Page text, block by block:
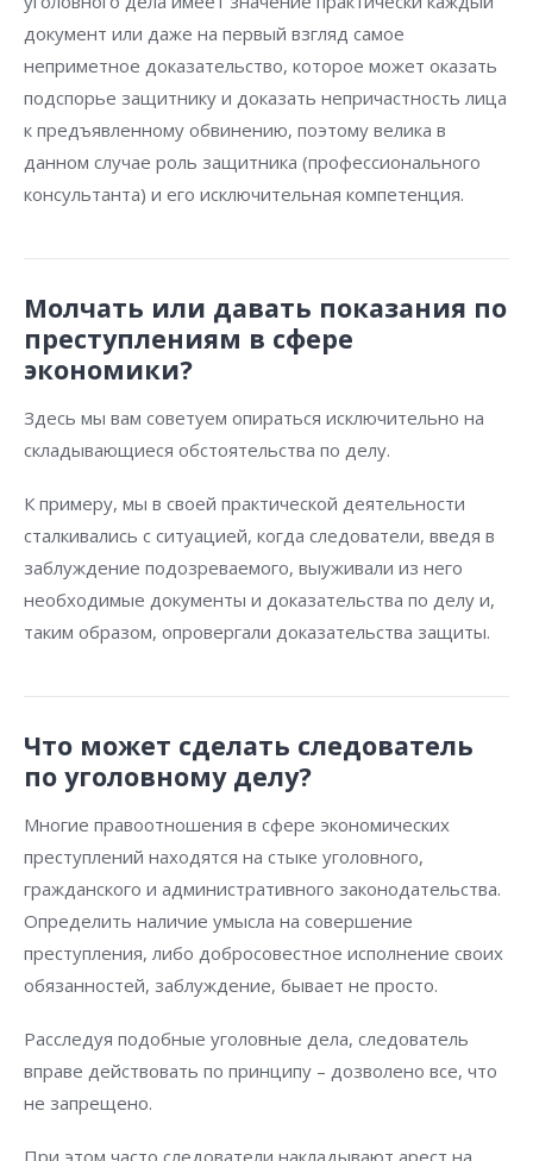
документ или даже на первый взгляд самое
неприметное доказательство, которое может оказать
подспорье защитнику и доказать непричастность лица
к предъявленному обвинению, поэтому велика в
данном случае роль защитника (профессионального
консультанта) и его исключительная компетенция.
Молчать или давать показания по
преступлениям в сфере
экономики?
Здесь мы вам советуем опираться исключительно на
складывающиеся обстоятельства по делу.
К примеру, мы в своей практической деятельности
сталкивались с ситуацией, когда следователи, введя в
заблуждение подозреваемого, выуживали из него
необходимые документы и доказательства по делу и,
таким образом, опровергали доказательства защиты.
Что может сделать следователь
по уголовному делу?
Многие правоотношения в сфере экономических
преступлений находятся на стыке уголовного,
гражданского и административного законодательства.
Определить наличие умысла на совершение
преступления, либо добросовестное исполнение своих
обязанностей, заблуждение, бывает не просто.
Расследуя подобные уголовные дела, следователь
вправе действовать по принципу – дозволено все, что
не запрещено.
При этом часто следователи накладывают арест на